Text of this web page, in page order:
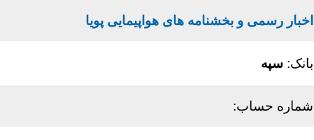
اخبار رسمی و بخشنامه های هواپیمایی پویا
بانک:سپه
شماره حساب: